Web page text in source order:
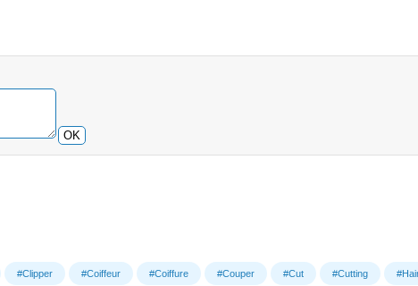
OK
#Clipper #Coiffeur #Coiffure #Couper #Cut #Cutting